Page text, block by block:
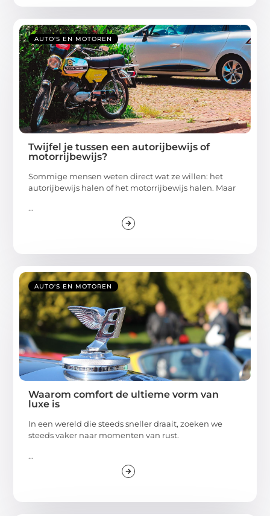
AUTO'S EN MOTOREN
Twijfel je tussen een autorijbewijs of
motorrijbewijs?
Sommige mensen weten direct wat ze willen: het
autorijbewijs halen of het motorrijbewijs halen. Maar
...
AUTO'S EN MOTOREN
Waarom comfort de ultieme vorm van
luxe is
In een wereld die steeds sneller draait, zoeken we
steeds vaker naar momenten van rust.
...